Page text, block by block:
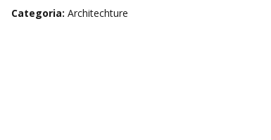
Categoria: Architechture